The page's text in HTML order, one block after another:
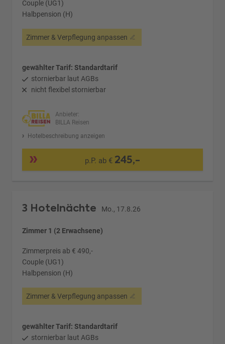
Couple (UG1)
Halbpension (H)
Zimmer & Verpflegung anpassen
gewählter Tarif: Standardtarif
stornierbar laut AGBs
nicht flexibel stornierbar
Anbieter:
BILLA Reisen
Hotelbeschreibung anzeigen
p.P. ab € 245,-
3 Hotelnächte Mo., 17.8.26
Zimmer 1 (2 Erwachsene)
Zimmerpreis ab € 490,-
Couple (UG1)
Halbpension (H)
Zimmer & Verpflegung anpassen
gewählter Tarif: Standardtarif
stornierbar laut AGBs